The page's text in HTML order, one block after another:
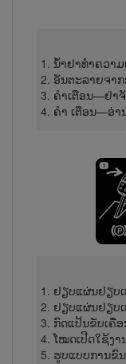
ນ້ຳ​ຢາ​ທຳຄວາ
ອັນຕະລາຍຈາ
ຄຳເຕືອນ—ຢ່າ
ຄຳ ເຕືອນ—ອ່າ
ຢຽບ​ແຜ່ນ​ຢຽບ
ຢຽບ​ແຜ່ນ​ຢຽບ
ກົດແປ້ນຂັບເຄື່
ໂໝດເປີດໃຊ້ງ
ຮູບແບບການຂົ